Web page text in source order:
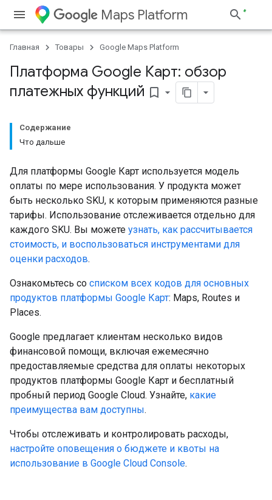
Maps Platform
Главная Товары Google Maps Platform
Платформа Google Карт: обзор
платежных функций bookmark_border
Содержание
Что дальше
Для платформы Google Карт используется модель
оплаты по мере использования. У продукта может
быть несколько SKU, к которым применяются разные
тарифы. Использование отслеживается отдельно для
каждого SKU. Вы можете узнать, как рассчитывается
стоимость, и воспользоваться инструментами для
оценки расходов.
Ознакомьтесь со списком всех кодов для основных
продуктов платформы Google Карт: Maps, Routes и
Places.
Google предлагает клиентам несколько видов
финансовой помощи, включая ежемесячно
предоставляемые средства для оплаты некоторых
продуктов платформы Google Карт и бесплатный
пробный период Google Cloud. Узнайте, какие
преимущества вам доступны.
Чтобы отслеживать и контролировать расходы,
настройте оповещения о бюджете и квоты на
использование в Google Cloud Console.